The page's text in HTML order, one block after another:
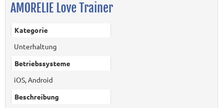
AMORELIE Love Trainer
Kategorie
Unterhaltung
Betriebssysteme
iOS, Android
Beschreibung